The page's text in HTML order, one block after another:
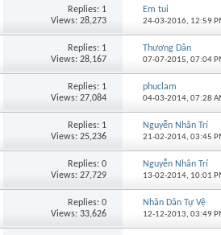
Replies: 1
Views: 28,273
Em tui
24-03-2016, 12:59
Replies: 1
Views: 28,167
Thương Dân
07-07-2015, 07:04
Replies: 1
Views: 27,084
phuclam
04-03-2014, 07:28
Replies: 1
Views: 25,236
Nguyễn Nhân Trí
21-02-2014, 03:45
Replies: 0
Views: 27,729
Nguyễn Nhân Trí
13-02-2014, 10:01
Replies: 0
Views: 33,626
Nhân Dân Tự Vệ
12-12-2013, 03:49